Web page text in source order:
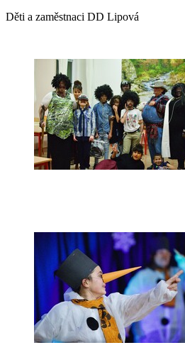
Děti a zaměstnaci DD Lipová